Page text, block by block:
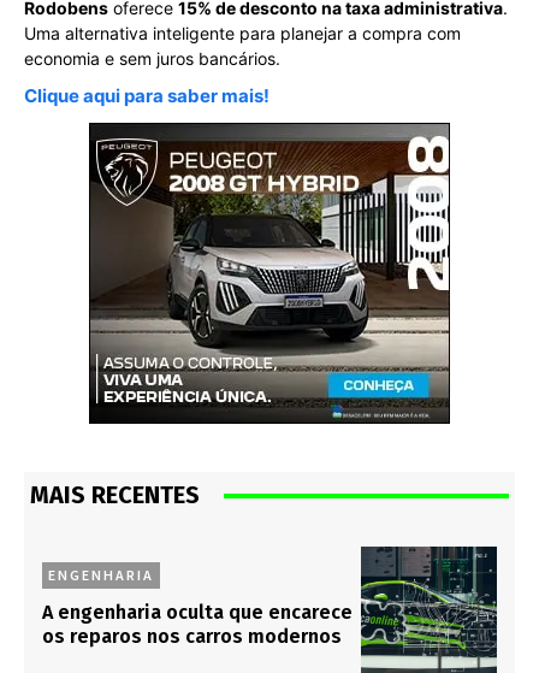
Rodobens oferece 15% de desconto na taxa administrativa.
Uma alternativa inteligente para planejar a compra com
economia e sem juros bancários.
Clique aqui para saber mais!
MAIS RECENTES
ENGENHARIA
A engenharia oculta que encarece
os reparos nos carros modernos